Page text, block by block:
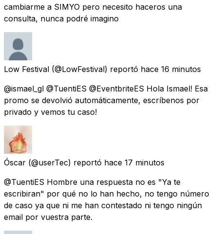
cambiarme a SIMYO pero necesito haceros una
consulta, nunca podré imagino
Low Festival (@LowFestival) reportó hace 16 minutos
@ismael_gl @TuentiES @EventbriteES Hola Ismael! Esa
promo se devolvió automáticamente, escríbenos por
privado y vemos tu caso!
Óscar (@userTec) reportó hace 17 minutos
@TuentiES Hombre una respuesta no es "Ya te
escribiran" por qué no lo han hecho, no tengo número
de caso ya que ni me han contestado ni tengo ningún
email por vuestra parte.